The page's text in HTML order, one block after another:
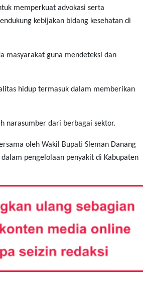
memperkuat advokasi serta
kebijakan bidang kesehatan di
masyarakat guna mendeteksi dan
hidup termasuk dalam memberikan
narasumber dari berbagai sektor.
oleh Wakil Bupati Sleman Danang
pengelolaan penyakit di Kabupaten